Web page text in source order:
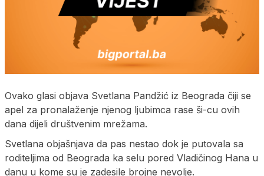
Ovako glasi objava Svetlana Pandžić iz Beograda čiji se
apel za pronalaženje njenog ljubimca rase ši-cu ovih
dana dijeli društvenim mrežama.
Svetlana objašnjava da pas nestao dok je putovala sa
roditeljima od Beograda ka selu pored Vladičinog Hana u
danu u kome su je zadesile brojne nevolje.